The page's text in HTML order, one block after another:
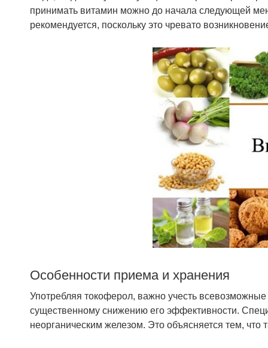
принимать витамин можно до начала следующей
рекомендуется, поскольку это чревато
Особенности приема и хранения
Употребляя токоферол, важно учесть
существенному снижению его эффективности.
неорганическим железом. Это объясняется тем,